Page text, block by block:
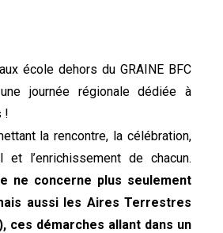
école dehors du GRAINE BFC
journée régionale dédiée à
!
la rencontre, la célébration,
l’enrichissement de chacun.
ne concerne plus seulement
aussi les Aires Terrestres
ces démarches allant dans un